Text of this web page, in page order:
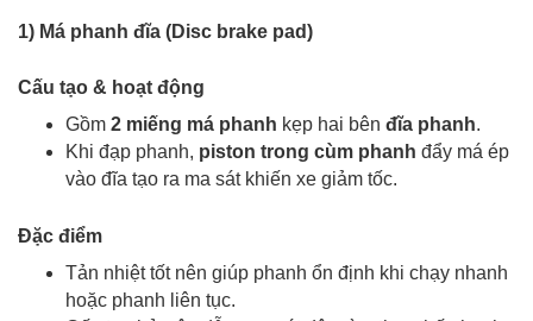
1) Má phanh đĩa (Disc brake pad)
Cấu tạo & hoạt động
Gồm 2 miếng má phanh kẹp hai bên đĩa phanh.
Khi đạp phanh, piston trong cùm phanh đẩy má ép
vào đĩa tạo ra ma sát khiến xe giảm tốc.
Đặc điểm
Tản nhiệt tốt nên giúp phanh ổn định khi chạy nhanh
hoặc phanh liên tục.